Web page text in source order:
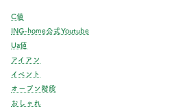
C値
ING-home公式Youtube
Ua値
アイアン
イベント
オープン階段
おしゃれ